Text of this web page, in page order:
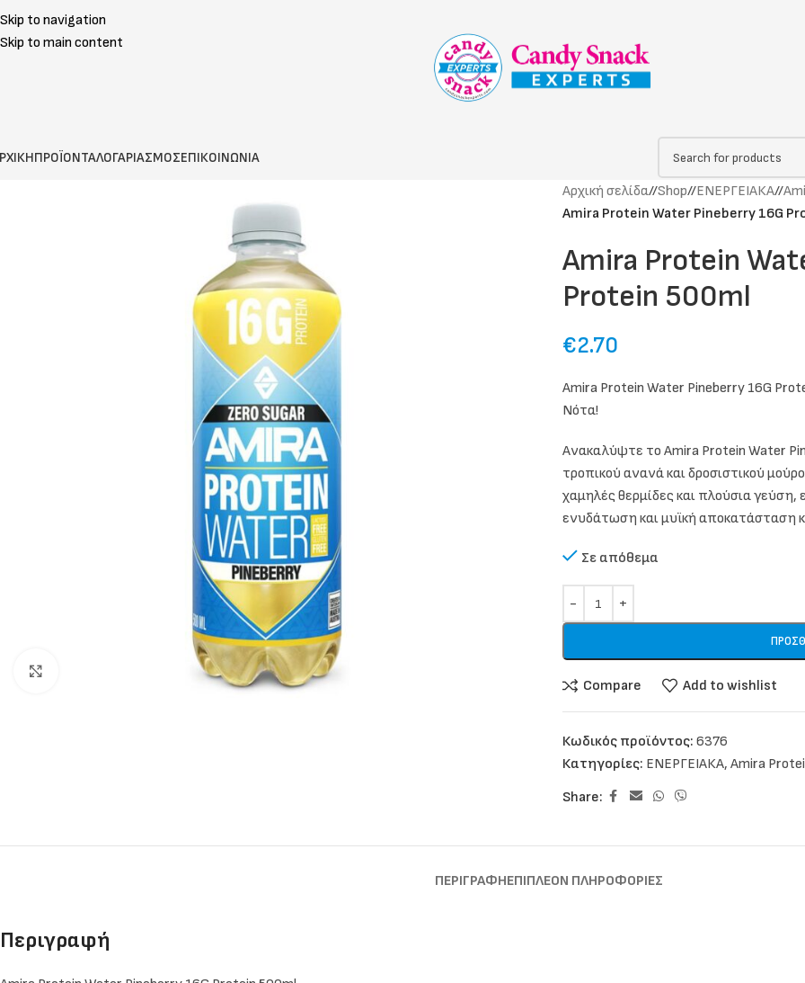
Skip to navigation
Skip to main content
ΠΡΟΪΟΝΤΑΛΟΓΑΡΙΑΣΜΟΣΕΠΙΚΟΙΝΩΝΙΑ
Αρχική σελίδα/ Shop/ ΕΝΕΡΓΕΙΑΚΑ/
Amira Protein Water Pineberry 16G
Amira Protein
Protein 500ml
€2.70
Amira Protein Water Pineberry 16G
Νότα!
Ανακαλύψτε το Amira Protein Water
τροπικού ανανά και δροσιστικού
χαμηλές θερμίδες και πλούσια γεύση,
ενυδάτωση και μυϊκή αποκατάσταση
Σε απόθεμα
Compare Add to wishlist
Κωδικός προϊόντος: 6376
Κατηγορίες: ΕΝΕΡΓΕΙΑΚΑ, Amira
Share:
ΠΕΡΙΓΡΑΦΉΕΠΙΠΛΈΟΝ ΠΛΗΡΟΦΟΡΊΕΣ
Περιγραφή